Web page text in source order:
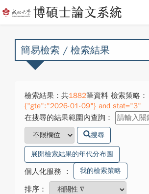
簡易檢索 / 檢索結果
檢索結果：共1882筆資料 檢索策略：
{"gte":"2026-01-09"} and stat="3"
在搜尋的結果範圍內查詢：
搜尋
展開檢索結果的年代分布圖
個人化服務 ： 我的檢索策略
排序：